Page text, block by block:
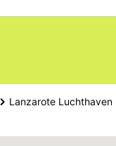
Lanzarote Luchthaven